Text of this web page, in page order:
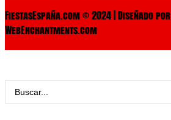
FiestasEspaña.com © 2024 | Diseñado por
WebEnchantments.com